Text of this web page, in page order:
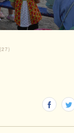
(27)